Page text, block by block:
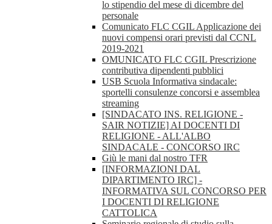
lo stipendio del mese di dicembre del
personale
Comunicato FLC CGIL Applicazione dei
nuovi compensi orari previsti dal CCNL
2019-2021
OMUNICATO FLC CGIL Prescrizione
contributiva dipendenti pubblici
USB Scuola Informativa sindacale:
sportelli consulenze concorsi e assemblea
streaming
[SINDACATO INS. RELIGIONE -
SAIR NOTIZIE] AI DOCENTI DI
RELIGIONE - ALL'ALBO
SINDACALE - CONCORSO IRC
Giù le mani dal nostro TFR
[INFORMAZIONI DAL
DIPARTIMENTO IRC] -
INFORMATIVA SUL CONCORSO PER
I DOCENTI DI RELIGIONE
CATTOLICA